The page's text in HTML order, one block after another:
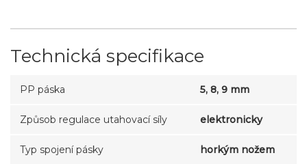
Technická specifikace
PP páska 5, 8, 9 mm
Způsob regulace utahovací síly elektronicky
Typ spojení pásky horkým nožem